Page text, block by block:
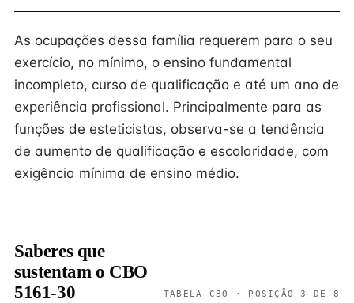
As ocupações dessa família requerem para o seu
exercício, no mínimo, o ensino fundamental
incompleto, curso de qualificação e até um ano de
experiência profissional. Principalmente para as
funções de esteticistas, observa-se a tendência
de aumento de qualificação e escolaridade, com
exigência mínima de ensino médio.
Saberes que
sustentam o CBO
5161-30
TABELA CBO · POSIÇÃO 3 DE 8